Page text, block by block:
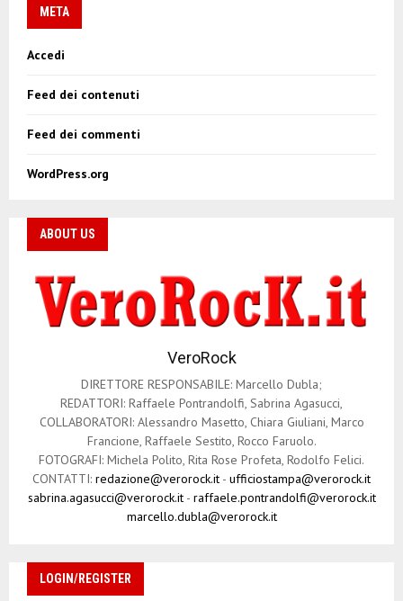
META
Accedi
Feed dei contenuti
Feed dei commenti
WordPress.org
ABOUT US
VeroRock
DIRETTORE RESPONSABILE: Marcello Dubla;
REDATTORI: Raffaele Pontrandolfi, Sabrina Agasucci,
COLLABORATORI: Alessandro Masetto, Chiara Giuliani, Marco
Francione, Raffaele Sestito, Rocco Faruolo.
FOTOGRAFI: Michela Polito, Rita Rose Profeta, Rodolfo Felici.
CONTATTI: redazione@verorock.it - ufficiostampa@verorock.it
sabrina.agasucci@verorock.it- raffaele.pontrandolfi@verorock.it
marcello.dubla@verorock.it
LOGIN/REGISTER